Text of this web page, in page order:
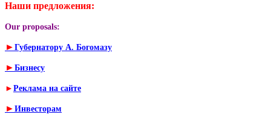
Наши предложения:
Our proposals:
► Губернатору А. Богомазу
► Бизнесу
► Реклама на сайте
► Инвесторам